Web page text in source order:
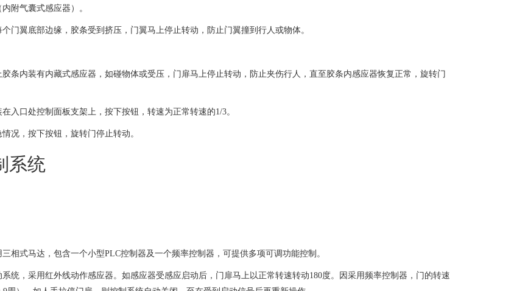
附气囊式感应器）。
门翼底部边缘，胶条受到挤压，门翼马上停止转动，防止门翼撞到行人或物体。
条内装有内藏式感应器，如碰物体或受压，门扉马上停止转动，防止夹伤行人，直至胶条内感应器恢复正常，旋转门
入口处控制面板支架上，按下按钮，转速为正常转速的1/3。
况，按下按钮，旋转门停止转动。
系统
相式马达，包含一个小型PLC控制器及一个频率控制器，可提供多项可调功能控制。
统，采用红外线动作感应器。如感应器受感应启动后，门扉马上以正常转速转动180度。因采用频率控制器，门的转速